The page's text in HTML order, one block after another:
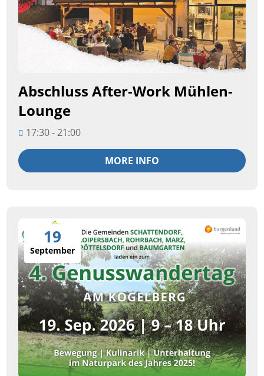
Abschluss After-Work Mühlen-
Lounge
17:30 - 21:00
MORE INFO
19
September